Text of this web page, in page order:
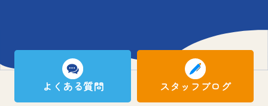
よくある質問 スタッフブログ